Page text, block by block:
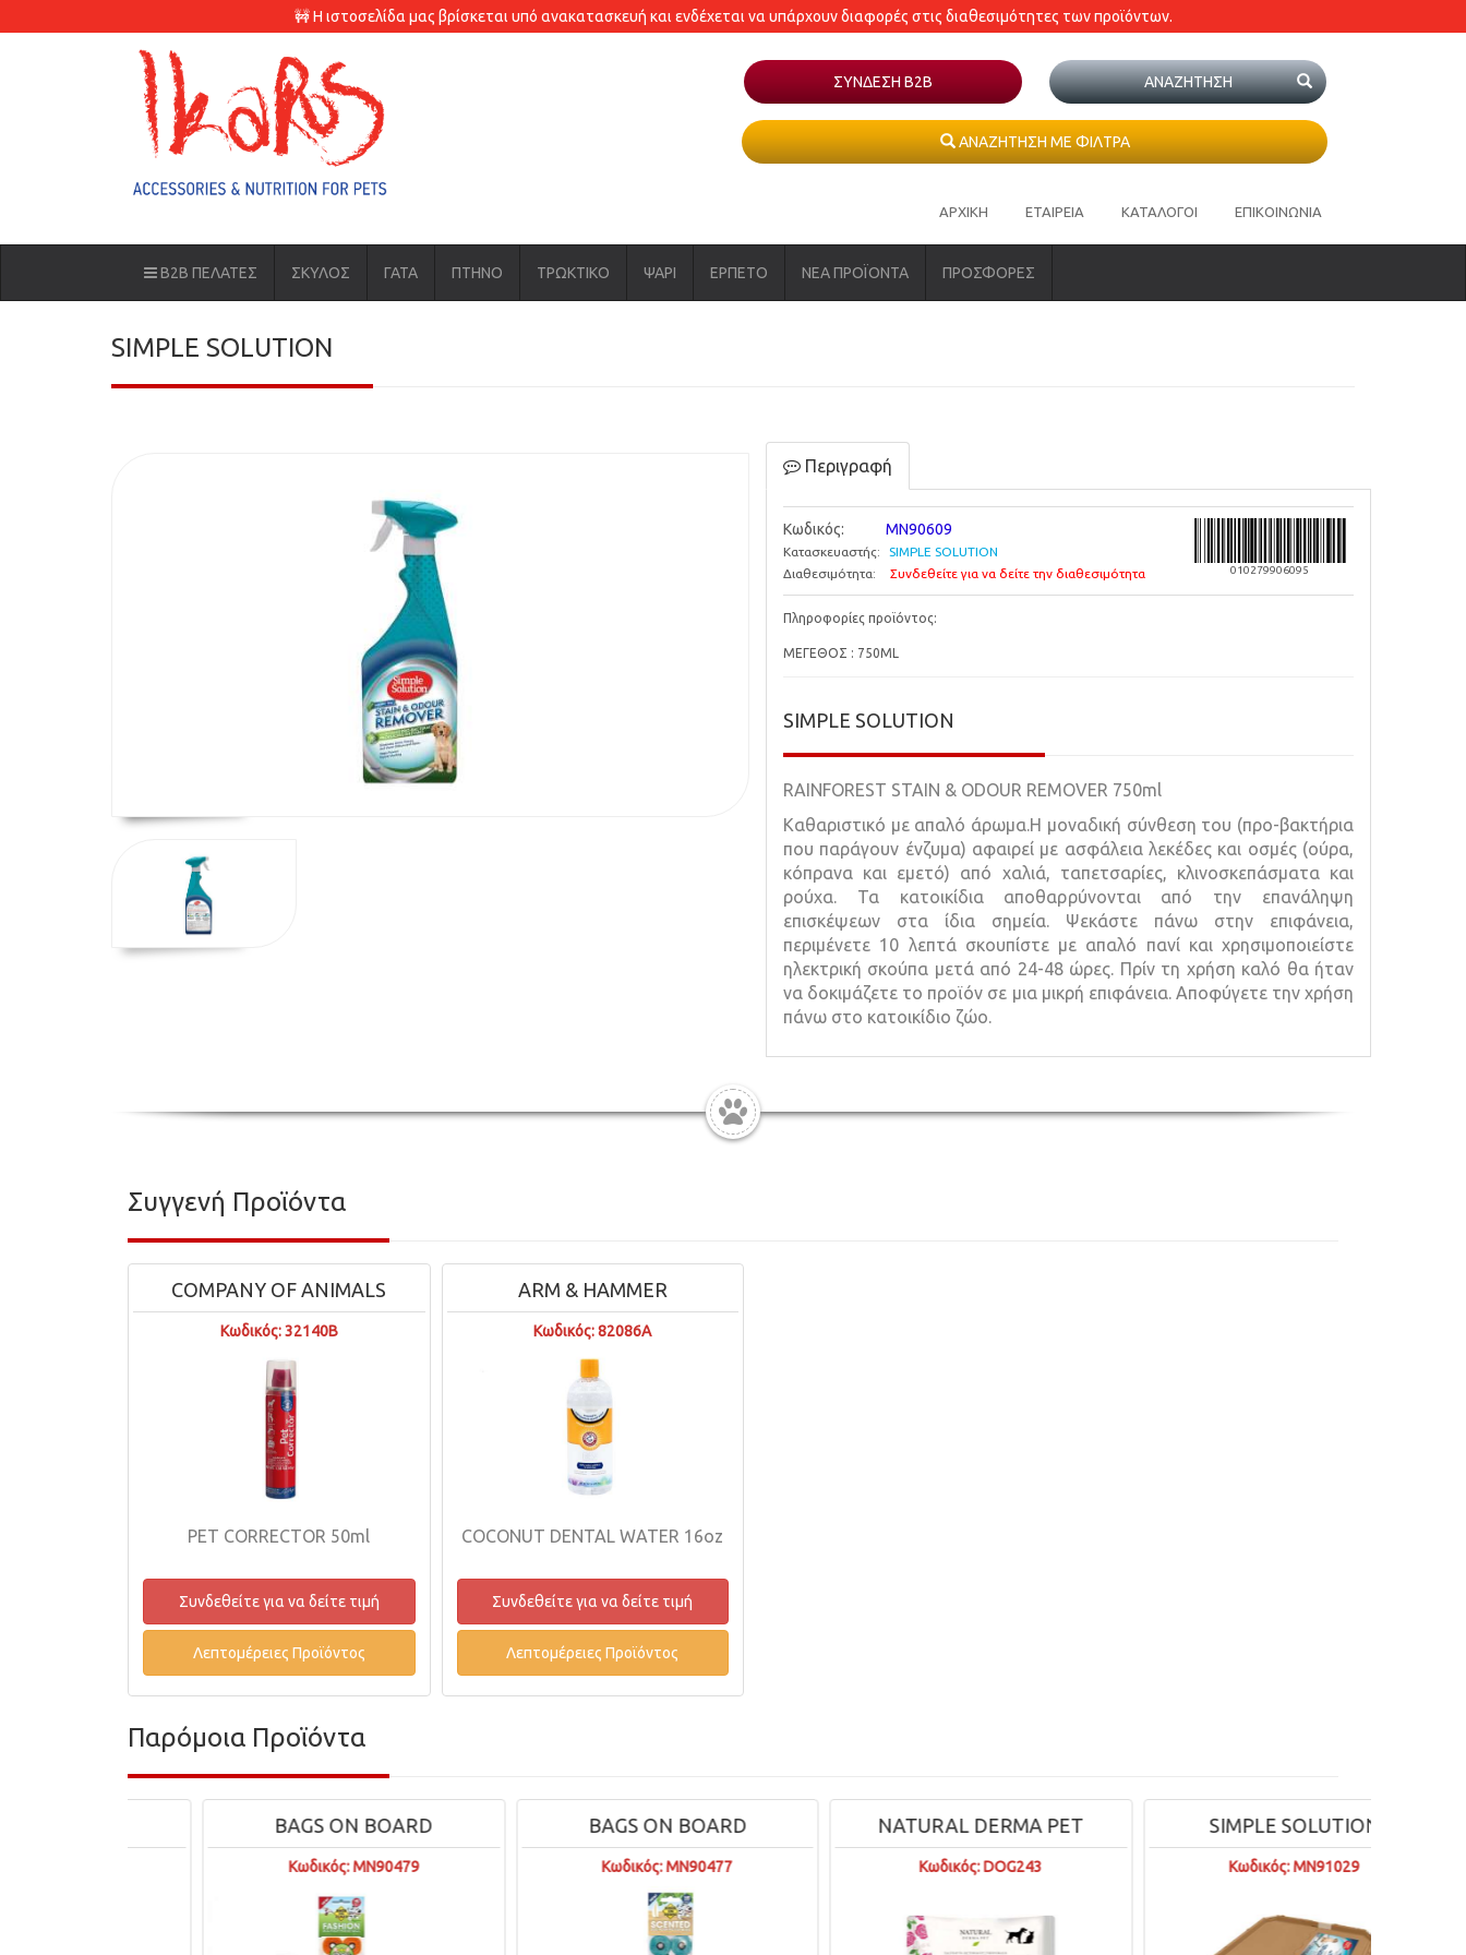
🚧 Η ιστοσελίδα μας βρίσκεται υπό ανακατασκευή και ενδέχεται να υπάρχουν διαφορές στις διαθεσιμότητες των προϊόντων.
ΣΥΝΔΕΣΗ Β2Β
ΑΝΑΖΗΤΗΣΗ ΜΕ ΦΙΛΤΡΑ
ΑΡΧΙΚΗ ΕΤΑΙΡΕΙΑ ΚΑΤΑΛΟΓΟΙ ΕΠΙΚΟΙΝΩΝΙΑ
B2B ΠΕΛΑΤΕΣ ΣΚΥΛΟΣ ΓΑΤΑ ΠΤΗΝΟ ΤΡΩΚΤΙΚΟ ΨΑΡΙ ΕΡΠΕΤΟ ΝΕΑ ΠΡΟΪΟΝΤΑ ΠΡΟΣΦΟΡΕΣ
SIMPLE SOLUTION
Περιγραφή
Κωδικός: MN90609
Κατασκευαστής:
SIMPLE SOLUTION
Διαθεσιμότητα:
Συνδεθείτε για να δείτε την διαθεσιμότητα 010279906095
Πληροφορίες προϊόντος:
ΜΕΓΕΘΟΣ : 750ML
SIMPLE SOLUTION
RAINFOREST STAIN & ODOUR REMOVER 750ml
Καθαριστικό με απαλό άρωμα.Η μοναδική σύνθεση του (προ-βακτήρια
που παράγουν ένζυμα) αφαιρεί με ασφάλεια λεκέδες και οσμές (ούρα,
κόπρανα και εμετό) από χαλιά, ταπετσαρίες, κλινοσκεπάσματα και
ρούχα. Τα κατοικίδια αποθαρρύνονται από την επανάληψη
επισκέψεων στα ίδια σημεία. Ψεκάστε πάνω στην επιφάνεια,
περιμένετε 10 λεπτά σκουπίστε με απαλό πανί και χρησιμοποιείστε
ηλεκτρική σκούπα μετά από 24-48 ώρες. Πρίν τη χρήση καλό θα ήταν
να δοκιμάζετε το προϊόν σε μια μικρή επιφάνεια. Αποφύγετε την χρήση
πάνω στο κατοικίδιο ζώο.
Συγγενή Προϊόντα
COMPANY OF ANIMALS
Κωδικός: 32140B
PET CORRECTOR 50ml
Συνδεθείτε για να δείτε τιμή
Λεπτομέρειες Προϊόντος
ARM & HAMMER
Κωδικός: 82086Α
COCONUT DENTAL WATER 16oz
Συνδεθείτε για να δείτε τιμή
Λεπτομέρειες Προϊόντος
Παρόμοια Προϊόντα
BAGS ON BOARD
Κωδικός: MN90479
BAGS ON BOARD
Κωδικός: MN90477
NATURAL DERMA PET
Κωδικός: DOG243
SIMPLE SOLUTION
Κωδικός: MN91029